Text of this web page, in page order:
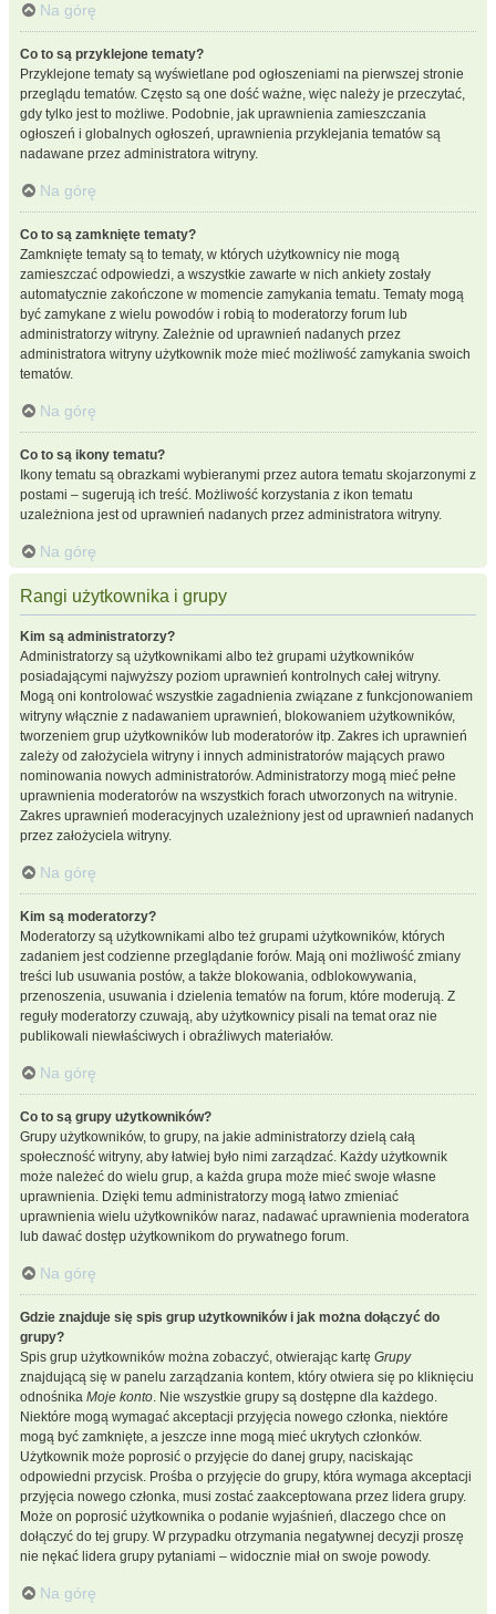
Na górę
Co to są przyklejone tematy?
Przyklejone tematy są wyświetlane pod ogłoszeniami na pierwszej stronie
przeglądu tematów. Często są one dość ważne, więc należy je przeczytać,
gdy tylko jest to możliwe. Podobnie, jak uprawnienia zamieszczania
ogłoszeń i globalnych ogłoszeń, uprawnienia przyklejania tematów są
nadawane przez administratora witryny.
Na górę
Co to są zamknięte tematy?
Zamknięte tematy są to tematy, w których użytkownicy nie mogą
zamieszczać odpowiedzi, a wszystkie zawarte w nich ankiety zostały
automatycznie zakończone w momencie zamykania tematu. Tematy mogą
być zamykane z wielu powodów i robią to moderatorzy forum lub
administratorzy witryny. Zależnie od uprawnień nadanych przez
administratora witryny użytkownik może mieć możliwość zamykania swoich
tematów.
Na górę
Co to są ikony tematu?
Ikony tematu są obrazkami wybieranymi przez autora tematu skojarzonymi z
postami – sugerują ich treść. Możliwość korzystania z ikon tematu
uzależniona jest od uprawnień nadanych przez administratora witryny.
Na górę
Rangi użytkownika i grupy
Kim są administratorzy?
Administratorzy są użytkownikami albo też grupami użytkowników
posiadającymi najwyższy poziom uprawnień kontrolnych całej witryny.
Mogą oni kontrolować wszystkie zagadnienia związane z funkcjonowaniem
witryny włącznie z nadawaniem uprawnień, blokowaniem użytkowników,
tworzeniem grup użytkowników lub moderatorów itp. Zakres ich uprawnień
zależy od założyciela witryny i innych administratorów mających prawo
nominowania nowych administratorów. Administratorzy mogą mieć pełne
uprawnienia moderatorów na wszystkich forach utworzonych na witrynie.
Zakres uprawnień moderacyjnych uzależniony jest od uprawnień nadanych
przez założyciela witryny.
Na górę
Kim są moderatorzy?
Moderatorzy są użytkownikami albo też grupami użytkowników, których
zadaniem jest codzienne przeglądanie forów. Mają oni możliwość zmiany
treści lub usuwania postów, a także blokowania, odblokowywania,
przenoszenia, usuwania i dzielenia tematów na forum, które moderują. Z
reguły moderatorzy czuwają, aby użytkownicy pisali na temat oraz nie
publikowali niewłaściwych i obraźliwych materiałów.
Na górę
Co to są grupy użytkowników?
Grupy użytkowników, to grupy, na jakie administratorzy dzielą całą
społeczność witryny, aby łatwiej było nimi zarządzać. Każdy użytkownik
może należeć do wielu grup, a każda grupa może mieć swoje własne
uprawnienia. Dzięki temu administratorzy mogą łatwo zmieniać
uprawnienia wielu użytkowników naraz, nadawać uprawnienia moderatora
lub dawać dostęp użytkownikom do prywatnego forum.
Na górę
Gdzie znajduje się spis grup użytkowników i jak można dołączyć do
grupy?
Spis grup użytkowników można zobaczyć, otwierając kartę Grupy
znajdującą się w panelu zarządzania kontem, który otwiera się po kliknięciu
odnośnika Moje konto. Nie wszystkie grupy są dostępne dla każdego.
Niektóre mogą wymagać akceptacji przyjęcia nowego członka, niektóre
mogą być zamknięte, a jeszcze inne mogą mieć ukrytych członków.
Użytkownik może poprosić o przyjęcie do danej grupy, naciskając
odpowiedni przycisk. Prośba o przyjęcie do grupy, która wymaga akceptacji
przyjęcia nowego członka, musi zostać zaakceptowana przez lidera grupy.
Może on poprosić użytkownika o podanie wyjaśnień, dlaczego chce on
dołączyć do tej grupy. W przypadku otrzymania negatywnej decyzji proszę
nie nękać lidera grupy pytaniami – widocznie miał on swoje powody.
Na górę